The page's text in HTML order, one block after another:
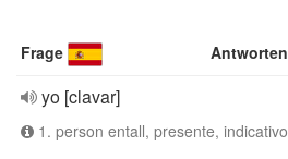
Frage Antworten
yo [clavar]
1. person entall, presente, indicativo